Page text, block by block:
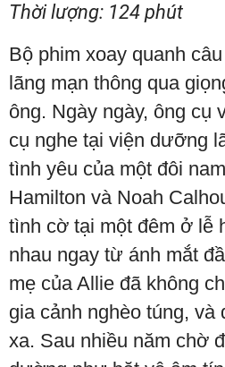
Thời lượng: 124 phút
Bộ phim xoay quanh
lãng mạn thông qua
ông. Ngày ngày, ông cụ
cụ nghe tại viện dưỡng
tình yêu của một đôi
Hamilton và Noah
tình cờ tại một đêm ở lễ
nhau ngay từ ánh mắt
mẹ của Allie đã không
gia cảnh nghèo túng, và
xa. Sau nhiều năm chờ